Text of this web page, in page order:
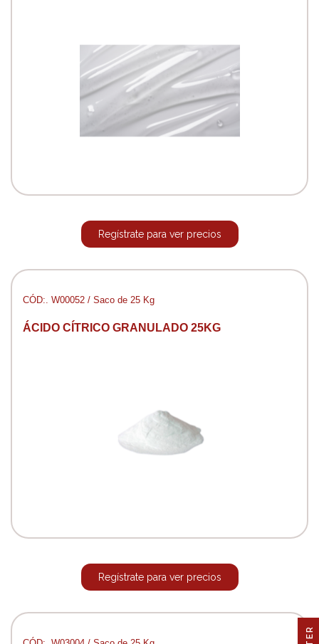
Regístrate para ver precios
CÓD:. W00052 / Saco de 25 Kg
ÁCIDO CÍTRICO GRANULADO 25KG
Regístrate para ver precios